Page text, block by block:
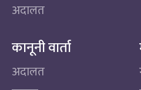
अदालत
कानूनी वार्ता
अदालत